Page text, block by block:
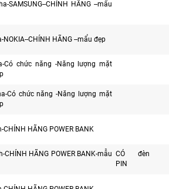
SAMSUNG--CHÍNH HÃNG --mẩu
NOKIA--CHÍNH HÃNG --mẩu đẹp
Có chức năng -Năng lượng mặt
Có chức năng -Năng lượng mặt
HÃNG POWER BANK
CHÍNH HÃNG POWER BANK-mẫu CÓ đèn
PIN